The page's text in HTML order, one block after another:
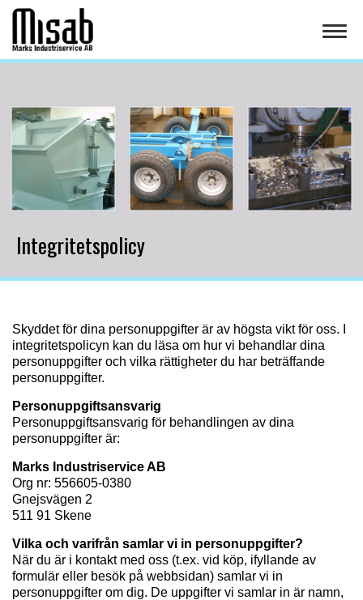
Integritetspolicy
Skyddet för dina personuppgifter är av högsta vikt för oss. I
integritetspolicyn kan du läsa om hur vi behandlar dina
personuppgifter och vilka rättigheter du har beträffande
personuppgifter.
Personuppgiftsansvarig
Personuppgiftsansvarig för behandlingen av dina
personuppgifter är:
Marks Industriservice AB
Org nr: 556605-0380
Gnejsvägen 2
511 91 Skene
Vilka och varifrån samlar vi in personuppgifter?
När du är i kontakt med oss (t.ex. vid köp, ifyllande av
formulär eller besök på webbsidan) samlar vi in
personuppgifter om dig. De uppgifter vi samlar in är namn,